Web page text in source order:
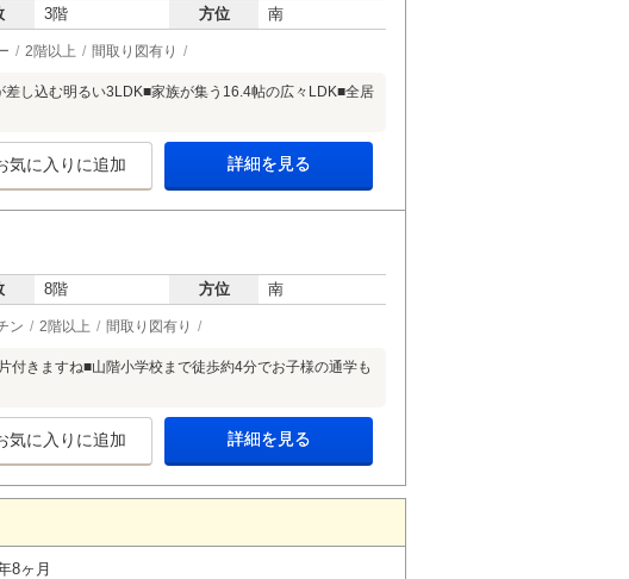
3階 方位 南
2階以上 間取り図有り
差し込む明るい3LDK■家族が集う16.4帖の広々LDK■全居
気に入りに追加 詳細を見る
8階 方位 南
ン 2階以上 間取り図有り
付きますね■山階小学校まで徒歩約4分でお子様の通学も
気に入りに追加 詳細を見る
8ヶ月